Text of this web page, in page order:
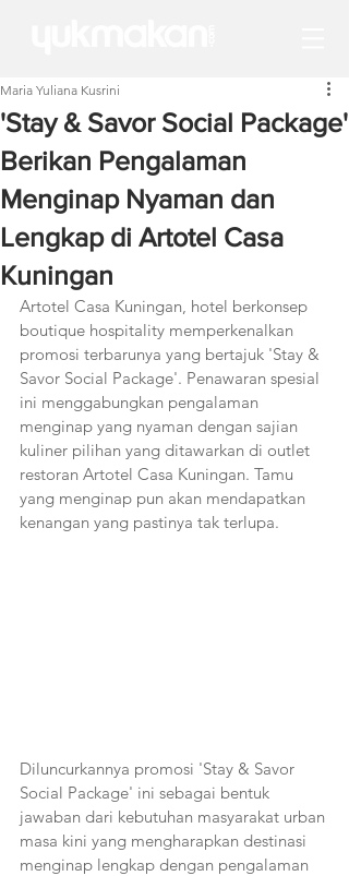
'Stay & Savor Social Package'
Berikan Pengalaman
Menginap Nyaman dan
Lengkap di Artotel Casa
Kuningan
Maria Yuliana Kusrini
Artotel Casa Kuningan, hotel berkonsep
boutique hospitality memperkenalkan
promosi terbarunya yang bertajuk 'Stay &
Savor Social Package'. Penawaran spesial
ini menggabungkan pengalaman
menginap yang nyaman dengan sajian
kuliner pilihan yang ditawarkan di outlet
restoran Artotel Casa Kuningan. Tamu
yang menginap pun akan mendapatkan
kenangan yang pastinya tak terlupa.
Diluncurkannya promosi 'Stay & Savor
Social Package' ini sebagai bentuk
jawaban dari kebutuhan masyarakat urban
masa kini yang mengharapkan destinasi
menginap lengkap dengan pengalaman